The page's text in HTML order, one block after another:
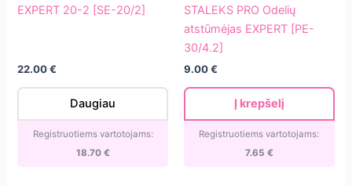
[SE-
EXPERT 20-2 [SE-20/2]
22.00€
Daugiau
Registruotiems vartotojams:
18.70 €
atstūmėjas
EXPERT
[PE-
30/4.2]
STALEKS PRO Odelių
atstūmėjas EXPERT [PE-
30/4.2]
9.00€
Į krepšelį
Registruotiems vartotojams:
7.65 €